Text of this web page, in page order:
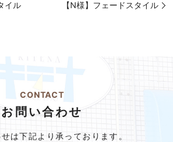
イル 【N様】フェードスタイル
CONTACT
お問い合わせ
は下記より承っております。